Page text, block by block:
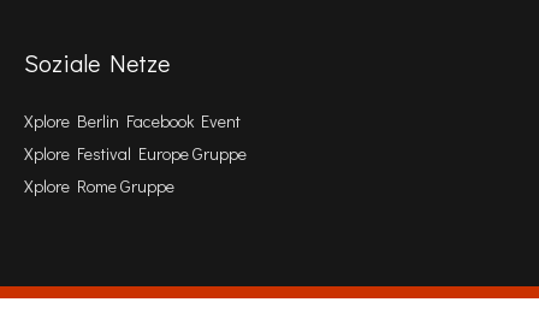
Soziale Netze
Xplore Berlin Facebook Event
Xplore Festival Europe Gruppe
Xplore Rome Gruppe